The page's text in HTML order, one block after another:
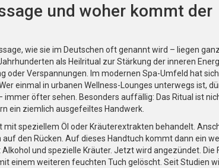
und woher kommt der
wie sie im Deutschen oft genannt wird – liegen
als Heilritual zur Stärkung der inneren
oder Verspannungen. Im modernen Spa-Umfeld hat
einmal in urbanen Wellness-Lounges unterwegs ist,
immer öfter sehen. Besonders auffällig: Das Ritual ist
ein ziemlich ausgefeiltes Handwerk.
mit speziellem Öl oder Kräuterextrakten behandelt.
den Rücken. Auf dieses Handtuch kommt dann ein
und spezielle Kräuter. Jetzt wird angezündet. Die
einem weiteren feuchten Tuch gelöscht. Seit Studien